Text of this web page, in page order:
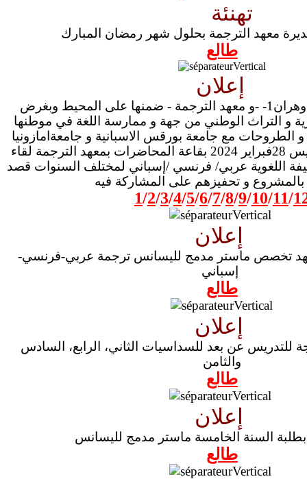
تهنئة
معهد الترجمة بحلول شهر رمضان المبارك
طالع
إعلان
في إطار انفتاح جامعة وهران1- -و معهد الترجمة - ضمنها على المحيط وبغرض
و التراث الوطني من جهة و ممارسة اللغة في موطنها
و الطروحات مع جامعة بورقس الاسبانية و جامعةامازونيا
بكولومبيا نظم يوم الخميس 28فبراير 2024 بقاعة المحاضرات بمعهد الترجمة لقاء
اللغوية عربي/ فرنسي /إسباني لمختلف السنوات قصد
بالمشروع و تحفيزهم على المشاركة فيه
1/2/3/4/5/6/7/8/9/10/11/
تخصص ماستر مدمج لليسانس ترجمة عربي-فرنسي-
طالع
للتدريس عن بعد للسداسيات الثاني، الرابع، السادس
والثامن
طالع
السنة الخامسة ماستر مدمج لليسانس
طالع